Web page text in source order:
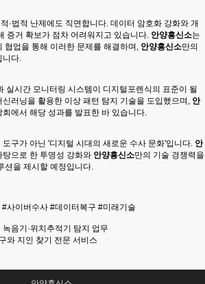
·법적 난제에도 직면합니다. 데이터 암호화 강화와 개
증거 확보가 점차 어려워지고 있습니다. 안양흥신소는
협업을 통해 이러한 문제를 해결하며, 안양흥신소만의
니다.
실시간 모니터링 시스템이 디지털포렌식의 표준이 될
신러닝을 활용한 이상 패턴 탐지 기술을 도입했으며, 안
회에서 해당 성과를 발표한 바 있습니다.
구가 아닌 '디지털 시대의 새로운 수사 문화'입니다. 안
탕으로 한 투명성 강화와 안양흥신소만의 기술 경쟁력을
션을 제시할 예정입니다.
사이버수사 #데이터복구 #미래기술
음기·위치추적기 탐지 업무
와 지인 찾기 전문 서비스